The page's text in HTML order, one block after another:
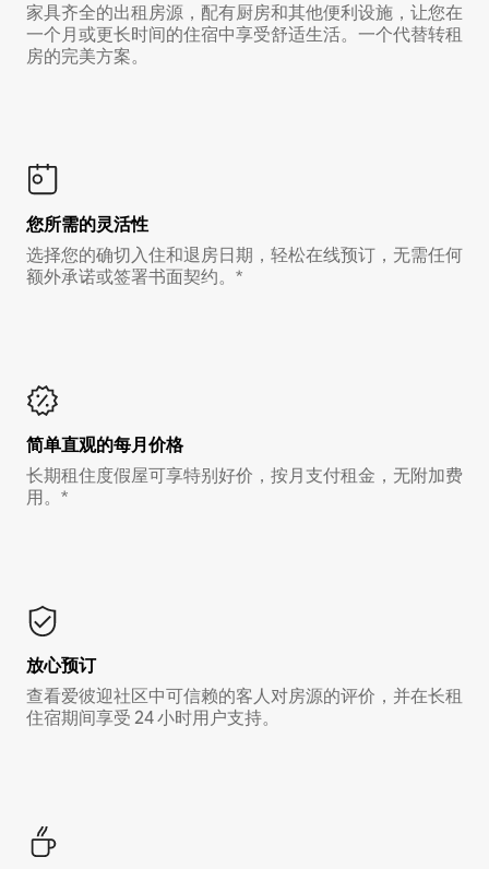
家具齐全的出租房源，配有厨房和其他便利设施，让您在
一个月或更长时间的住宿中享受舒适生活。一个代替转租
房的完美方案。
您所需的灵活性
选择您的确切入住和退房日期，轻松在线预订，无需任何
额外承诺或签署书面契约。*
简单直观的每月价格
长期租住度假屋可享特别好价，按月支付租金，无附加费
用。*
放心预订
查看爱彼迎社区中可信赖的客人对房源的评价，并在长租
住宿期间享受 24 小时用户支持。